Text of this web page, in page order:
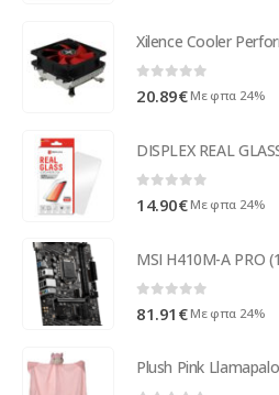
0 out of 5
20.89€ Με φπα 24%
0 out of 5
14.90€ Με φπα 24%
MSI H410M-A PRO
0 out of 5
81.91 € Με φπα 24%
Plush Pink